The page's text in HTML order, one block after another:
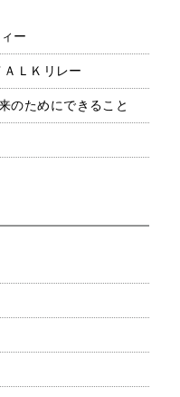
ー
ＡＬＫリレー
のためにできること